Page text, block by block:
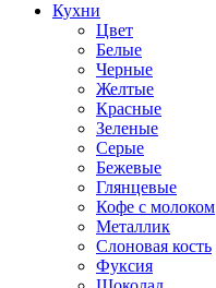
Кухни
Цвет
Белые
Черные
Желтые
Красные
Зеленые
Серые
Бежевые
Глянцевые
Кофе с молоком
Металлик
Слоновая кость
Фуксия